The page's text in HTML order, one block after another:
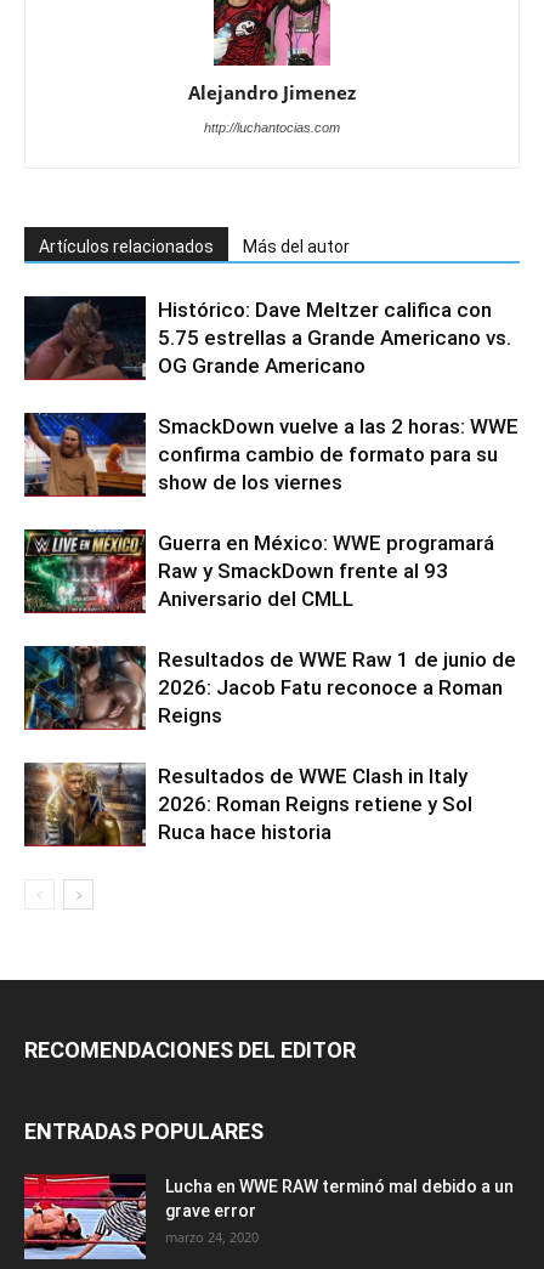
Alejandro Jimenez
http://luchantocias.com
Artículos relacionados Más del autor
Histórico: Dave Meltzer califica con
5.75 estrellas a Grande Americano vs.
OG Grande Americano
SmackDown vuelve a las 2 horas: WWE
confirma cambio de formato para su
show de los viernes
Guerra en México: WWE programará
Raw y SmackDown frente al 93
Aniversario del CMLL
Resultados de WWE Raw 1 de junio de
2026: Jacob Fatu reconoce a Roman
Reigns
Resultados de WWE Clash in Italy
2026: Roman Reigns retiene y Sol
Ruca hace historia
RECOMENDACIONES DEL EDITOR
ENTRADAS POPULARES
Lucha en WWE RAW terminó mal debido a un
grave error
marzo 24, 2020